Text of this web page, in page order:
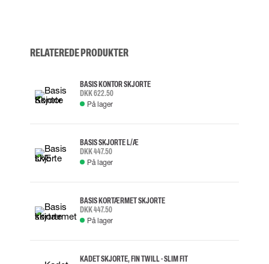
RELATEREDE PRODUKTER
BASIS KONTOR SKJORTE
DKK 622.50
På lager
BASIS SKJORTE L/Æ
DKK 447.50
På lager
BASIS KORTÆRMET SKJORTE
DKK 447.50
På lager
KADET SKJORTE, FIN TWILL - SLIM FIT